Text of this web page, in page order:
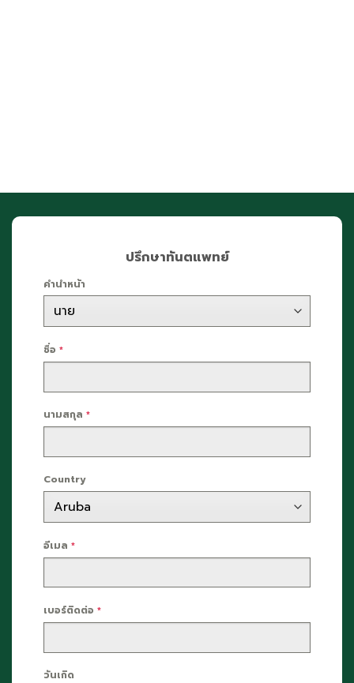
ปรึกษาทันตแพทย์
คำนำหน้า
ชื่อ *
นามสกุล *
Country
อีเมล *
เบอร์ติดต่อ *
วันเกิด